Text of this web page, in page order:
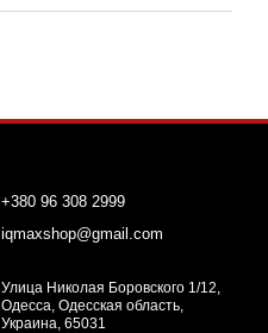
+380 96 308 2999
iqmaxshop@gmail.com
Улица Николая Боровского 1/12,
Одесса, Одесская область,
Украина, 65031